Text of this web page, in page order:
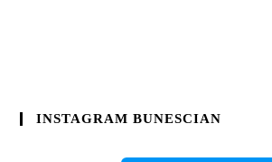
INSTAGRAM BUNESCIAN